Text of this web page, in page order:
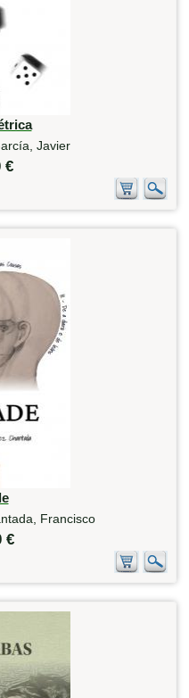
Javier
€
Francisco
€